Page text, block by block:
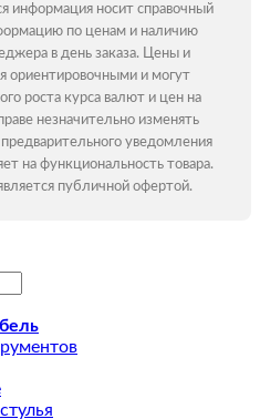
информация носит справочный
по ценам и наличию
в день заказа. Цены и
ориентировочными и могут
роста курса валют и цен на
незначительно изменять
уведомления
на функциональность товара.
публичной офертой.